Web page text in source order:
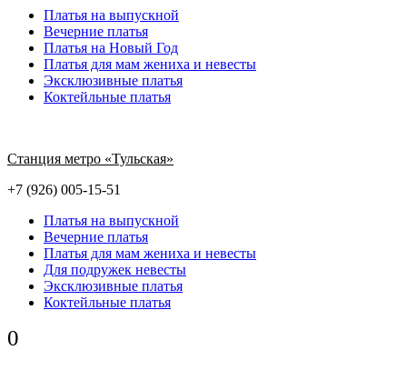
Платья на выпускной
Вечерние платья
Платья на Новый Год
Платья для мам жениха и невесты
Эксклюзивные платья
Коктейльные платья
Станция метро «Тульская»
+7 (926) 005-15-51
Платья на выпускной
Вечерние платья
Платья для мам жениха и невесты
Для подружек невесты
Эксклюзивные платья
Коктейльные платья
0